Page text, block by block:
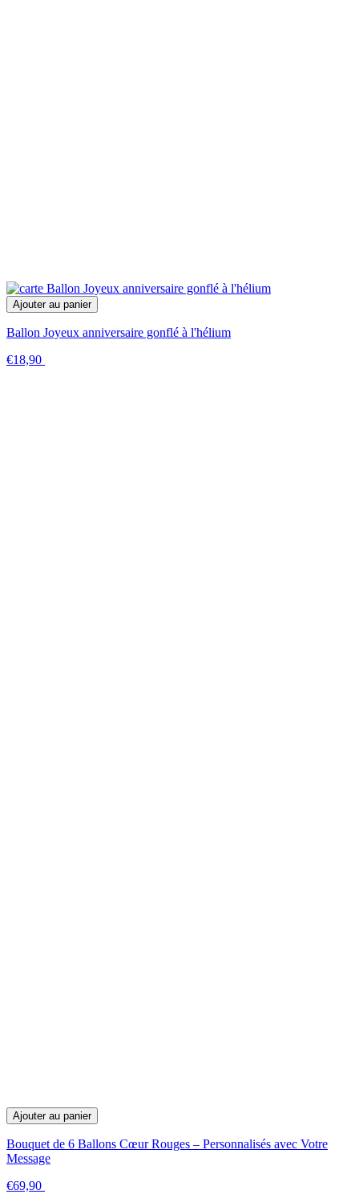
Ajouter au panier
Ballon Joyeux anniversaire gonflé à l'hélium
€18,90
Ajouter au panier
Bouquet de 6 Ballons Cœur Rouges – Personnalisés avec Votre
Message
€69,90